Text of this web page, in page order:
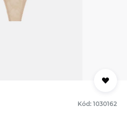
Kód: 1030162